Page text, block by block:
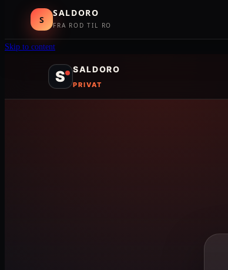
S
SALDORO
FRA ROD TIL RO
Skip to content
S SALDORO
PRIVAT